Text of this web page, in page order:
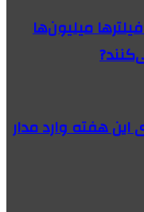
میلیون‌ها
این هفته وارد مدار